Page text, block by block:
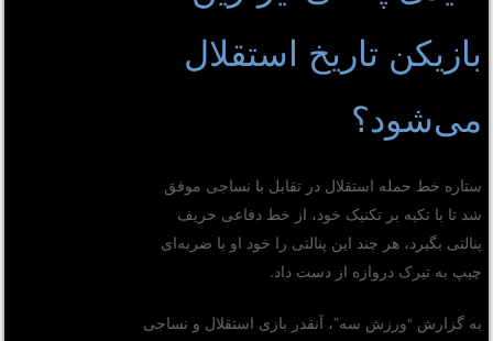
بازیکن تاریخ استقلال
می‌شود؟
ستاره خط حمله استقلال در تقابل با نساجی موفق
شد تا با تکیه بر تکنیک خود، از خط دفاعی حریف
پنالتی بگیرد، هر چند این پنالتی را خود او با ضربه‌ای
چیپ به تیرک دروازه از دست داد.
به گزارش “ورزش سه”، آنقدر بازی استقلال و نساجی